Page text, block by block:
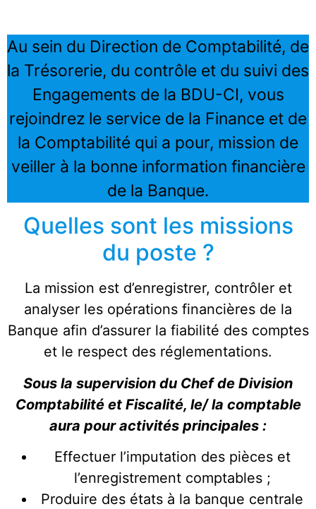
Au sein du Direction de Comptabilité, de
la Trésorerie, du contrôle et du suivi des
Engagements de la BDU-CI, vous
rejoindrez le service de la Finance et de
la Comptabilité qui a pour, mission de
veiller à la bonne information financière
de la Banque.
Quelles sont les missions
du poste ?
La mission est d’enregistrer, contrôler et
analyser les opérations financières de la
Banque afin d’assurer la fiabilité des comptes
et le respect des réglementations.
Sous la supervision du Chef de Division
Comptabilité et Fiscalité, le/ la comptable
aura pour activités principales :
Effectuer l’imputation des pièces et
l’enregistrement comptables ;
Produire des états à la banque centrale